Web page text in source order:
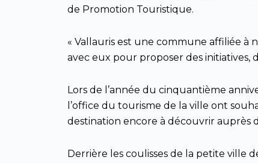
de Promotion Touristique.
« Vallauris est une commune affiliée à
avec eux pour proposer des initiatives,
Lors de l’année du cinquantième
l’office du tourisme de la ville ont
destination encore à découvrir auprès
Derrière les coulisses de la petite ville